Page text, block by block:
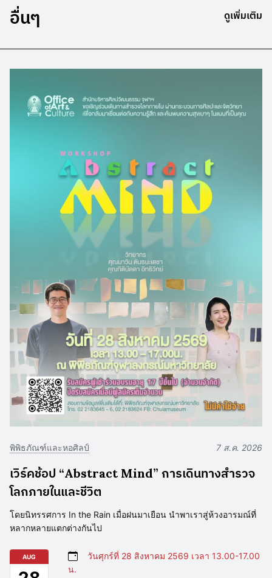
อื่นๆ ดูเพิ่มเติม
พิพิธภัณฑ์และหอศิลป์ 7 ส.ค. 2026
เวิร์คช้อป “Abstract Mind” การเดินทางสำรวจ
โลกภายในและชีวิต
โดยนิทรรศการ In the Rain เมื่อฝนมาเยือน นำพาเราสู่ห้วงอารมณ์ที่
หลากหลายแตกต่างกันไป
AUG
วันศุกร์ที่ 28 สิงหาคม 2569 เวลา 13.00-17.00
น.